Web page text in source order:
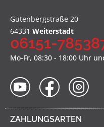
Gutenbergstraße 20
64331 Weiterstadt
06151-
Mo-Fr, 08:30 - 18:00 Uhr
ZAHLUNGSARTEN